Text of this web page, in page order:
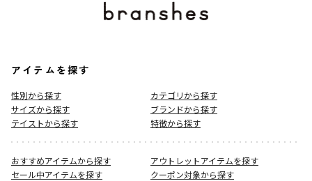
アイテムを探す
性別から探す
カテゴリから探す
サイズから探す
ブランドから探す
テイストから探す
特徴から探す
おすすめアイテムから探す
アウトレットアイテムを探す
セール中アイテムを探す
クーポン対象から探す